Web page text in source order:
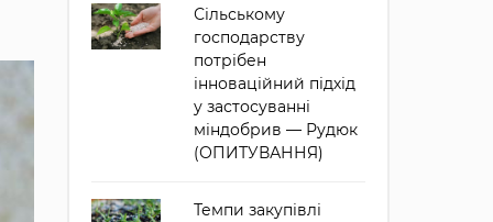
Сільському
господарству
потрібен
інноваційний підхід
у застосуванні
міндобрив — Рудюк
(ОПИТУВАННЯ)
Темпи закупівлі